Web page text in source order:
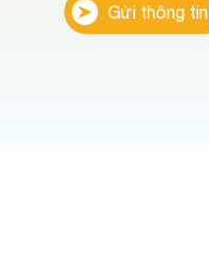
Gửi thông tin